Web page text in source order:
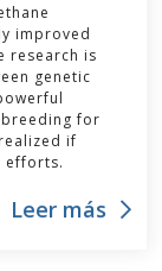
improved
research is
genetic
for
if
efforts.
Leer más